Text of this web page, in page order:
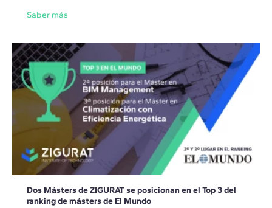
Saber más
Dos Másters de ZIGURAT se posicionan en el Top 3 del
ranking de másters de El Mundo